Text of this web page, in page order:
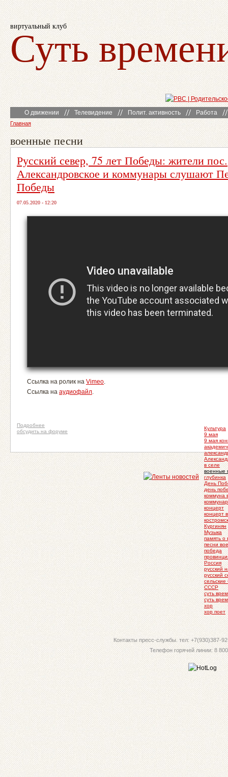
виртуальный клуб
Суть
О движении Телевидение Полит. активность Работа
Главная
военные песни
Русский север, 75 лет Победы: жители пос.
Александровское и коммунары слушают
Победы
07.05.2020 - 12:20
Ссылка на ролик на Vimeo
Ссылка на аудиофайл
Культура
9 мая
9 мая
в селе
военные
глубинка
День
день
коммуна
концерт
концерт
Кургинян
Музыка
память о
песни
победа
Россия
русский
русский
сельские
СССР
суть
суть
хор
хор поет
Подробнее
обсудить на форуме
Контакты пресс-службы. тел: +7(930)387-
Телефон горячей линии: 8